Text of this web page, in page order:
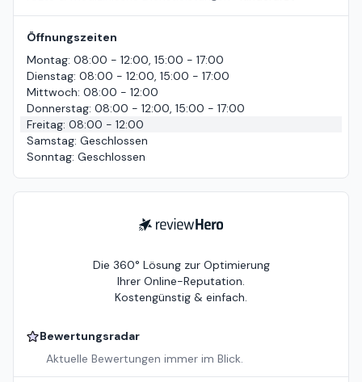
Öffnungszeiten
Montag: 08:00 - 12:00, 15:00 - 17:00
Dienstag: 08:00 - 12:00, 15:00 - 17:00
Mittwoch: 08:00 - 12:00
Donnerstag: 08:00 - 12:00, 15:00 - 17:00
Freitag: 08:00 - 12:00
Samstag: Geschlossen
Sonntag: Geschlossen
ReviewHero
Die 360° Lösung zur Optimierung
Ihrer Online-Reputation.
Kostengünstig & einfach.
Bewertungsradar
Aktuelle Bewertungen immer im Blick.